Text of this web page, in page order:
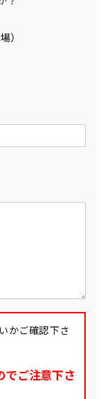
）
かご確認下さ
でご注意下さ